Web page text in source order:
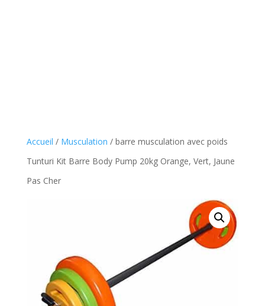
Accueil / Musculation / barre musculation avec poids
Tunturi Kit Barre Body Pump 20kg Orange, Vert, Jaune
Pas Cher